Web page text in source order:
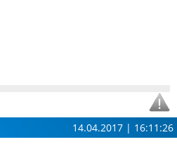
14.04.2017 | 16:11:26